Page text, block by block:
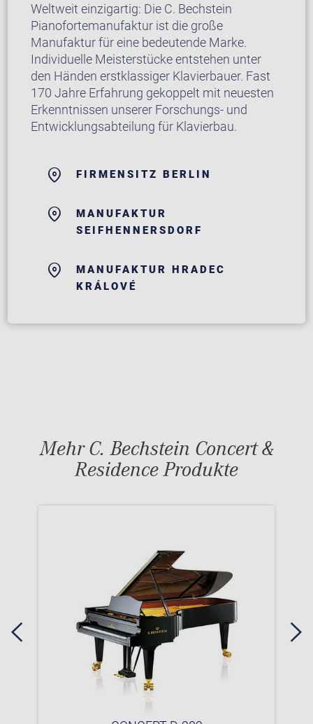
Weltweit einzigartig: Die C. Bechstein
Pianofortemanufaktur ist die große
Manufaktur für eine bedeutende Marke.
Individuelle Meisterstücke entstehen unter
den Händen erstklassiger Klavierbauer. Fast
170 Jahre Erfahrung gekoppelt mit neuesten
Erkenntnissen unserer Forschungs- und
Entwicklungsabteilung für Klavierbau.
FIRMENSITZ BERLIN
MANUFAKTUR
SEIFHENNERSDORF
MANUFAKTUR HRADEC
KRÁLOVÉ
Mehr C. Bechstein Concert &
Residence Produkte